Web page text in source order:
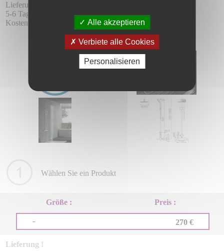
Lieferung:
5-6 Tage Verspätung.
Kostenlose Lieferung.
Wählen Sie ein Produkt
Größe : Preis :
- 270 €
Lieferung !
Alle akzeptieren
Verbiete alle Cookies
Personalisieren